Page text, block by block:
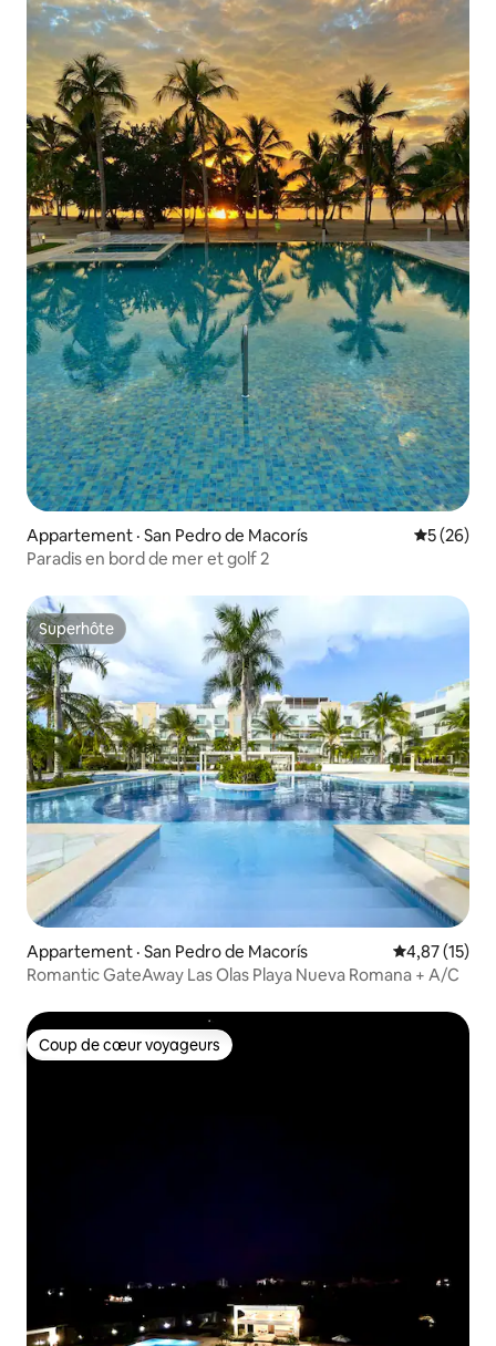
Appartement · San Pedro de Macorís Note
5 (26)
Paradis en bord de mer et golf 2
Superhôte
Superhôte
Appartement · San Pedro de Macorís Note
4,87 (15)
Romantic GateAway Las Olas Playa Nueva Romana + A/C
Coup de cœur voyageurs
Coup de cœur voyageurs